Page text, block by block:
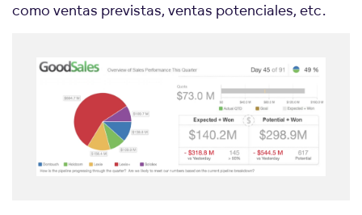
como ventas previstas, ventas potenciales, etc.